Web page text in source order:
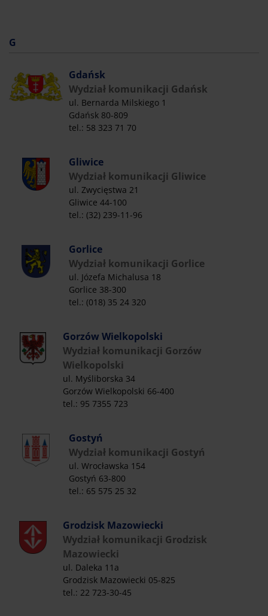
G
Gdańsk
Wydział komunikacji Gdańsk
ul. Bernarda Milskiego 1
Gdańsk 80-809
tel.: 58 323 71 70
Gliwice
Wydział komunikacji Gliwice
ul. Zwycięstwa 21
Gliwice 44-100
tel.: (32) 239-11-96
Gorlice
Wydział komunikacji Gorlice
ul. Józefa Michalusa 18
Gorlice 38-300
tel.: (018) 35 24 320
Gorzów Wielkopolski
Wydział komunikacji Gorzów
Wielkopolski
ul. Myśliborska 34
Gorzów Wielkopolski 66-400
tel.: 95 7355 723
Gostyń
Wydział komunikacji Gostyń
ul. Wrocławska 154
Gostyń 63-800
tel.: 65 575 25 32
Grodzisk Mazowiecki
Wydział komunikacji Grodzisk
Mazowiecki
ul. Daleka 11a
Grodzisk Mazowiecki 05-825
tel.: 22 723-30-45